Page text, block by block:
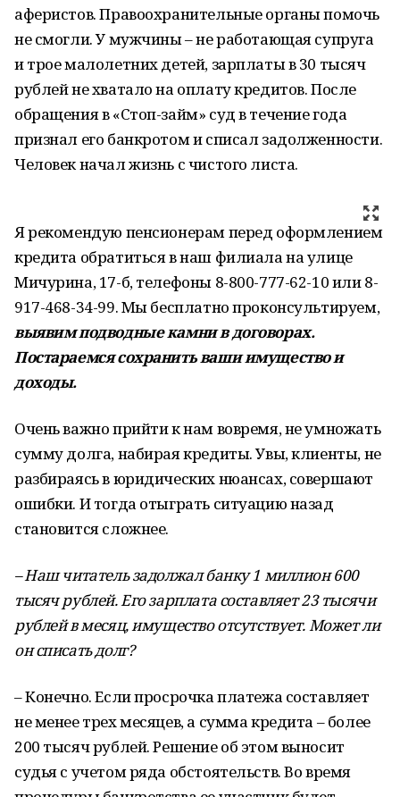
аферистов. Правоохранительные органы помочь
не смогли. У мужчины – не работающая супруга
и трое малолетних детей, зарплаты в 30 тысяч
рублей не хватало на оплату кредитов. После
обращения в «Стоп-займ» суд в течение года
признал его банкротом и списал задолженности.
Человек начал жизнь с чистого листа.
Я рекомендую пенсионерам перед оформлением
кредита обратиться в наш филиала на улице
Мичурина, 17-б, телефоны 8-800-777-62-10 или 8-
917-468-34-99. Мы бесплатно проконсультируем,
выявим подводные камни в договорах.
Постараемся сохранить ваши имущество и
доходы.
Очень важно прийти к нам вовремя, не умножать
сумму долга, набирая кредиты. Увы, клиенты, не
разбираясь в юридических нюансах, совершают
ошибки. И тогда отыграть ситуацию назад
становится сложнее.
– Наш читатель задолжал банку 1 миллион 600
тысяч рублей. Его зарплата составляет 23 тысячи
рублей в месяц, имущество отсутствует. Может ли
он списать долг?
– Конечно. Если просрочка платежа составляет
не менее трех месяцев, а сумма кредита – более
200 тысяч рублей. Решение об этом выносит
судья с учетом ряда обстоятельств. Во время